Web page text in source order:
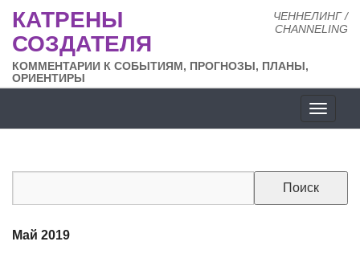
ЧЕННЕЛИНГ /
CHANNELING
КАТРЕНЫ
СОЗДАТЕЛЯ
КОММЕНТАРИИ К СОБЫТИЯМ, ПРОГНОЗЫ, ПЛАНЫ,
ОРИЕНТИРЫ
сайта
Май 2019